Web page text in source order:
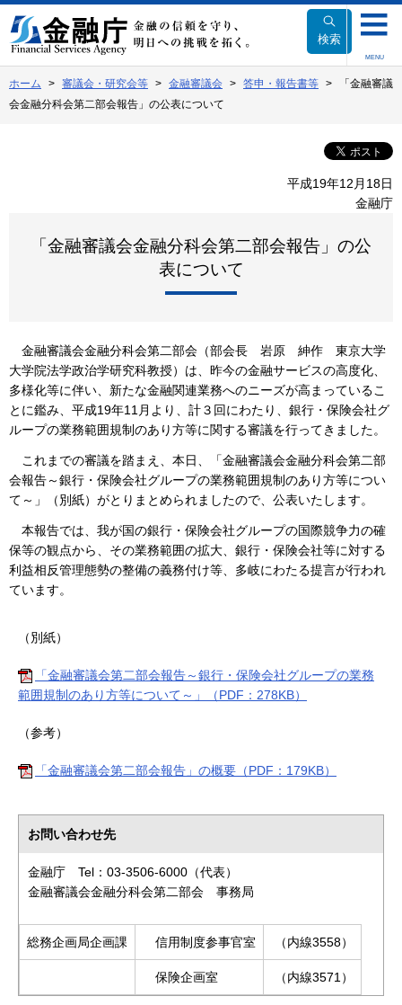
文
へ
動
検索
MENU
ホーム 審議会・研究会等 金融審議会 答申・報告書等
「金融審議
会金融分科会第二部会報告」の公表について
平成19年12月18日
金融庁
「金融審議会金融分科会第二部会報告」の公
表について
金融審議会金融分科会第二部会（部会長 岩原 紳作 東京大学
大学院法学政治学研究科教授）は、昨今の金融サービスの高度化、
多様化等に伴い、新たな金融関連業務へのニーズが高まっているこ
とに鑑み、平成19年11月より、計３回にわたり、銀行・保険会社グ
ループの業務範囲規制のあり方等に関する審議を行ってきました。
これまでの審議を踏まえ、本日、「金融審議会金融分科会第二部
会報告～銀行・保険会社グループの業務範囲規制のあり方等につい
て～」（別紙）がとりまとめられましたので、公表いたします。
本報告では、我が国の銀行・保険会社グループの国際競争力の確
保等の観点から、その業務範囲の拡大、銀行・保険会社等に対する
利益相反管理態勢の整備の義務付け等、多岐にわたる提言が行われ
ています。
（別紙）
「金融審議会第二部会報告～銀行・保険会社グループの業務
範囲規制のあり方等について～」（PDF：278KB）
（参考）
「金融審議会第二部会報告」の概要（PDF：179KB）
お問い合わせ先
金融庁 Tel：03-3506-6000（代表）
金融審議会金融分科会第二部会 事務局
総務企画局企画課 信用制度参事官室 （内線3558）
保険企画室 （内線3571）